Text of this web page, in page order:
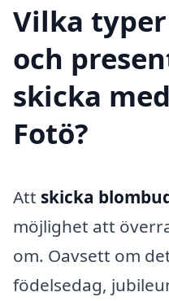
Vilka
och
skicka
Fotö?
Att skicka
möjlighet att
om. Oavsett om
födelsedag,